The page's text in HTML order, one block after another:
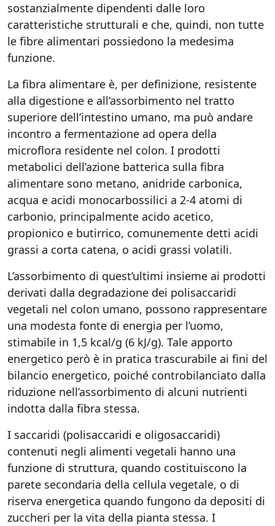
sostanzialmente dipendenti dalle loro
caratteristiche strutturali e che, quindi, non tutte
le fibre alimentari possiedono la medesima
funzione.
La fibra alimentare è, per definizione, resistente
alla digestione e all’assorbimento nel tratto
superiore dell’intestino umano, ma può andare
incontro a fermentazione ad opera della
microflora residente nel colon. I prodotti
metabolici dell’azione batterica sulla fibra
alimentare sono metano, anidride carbonica,
acqua e acidi monocarbossilici a 2-4 atomi di
carbonio, principalmente acido acetico,
propionico e butirrico, comunemente detti acidi
grassi a corta catena, o acidi grassi volatili.
L’assorbimento di quest’ultimi insieme ai prodotti
derivati dalla degradazione dei polisaccaridi
vegetali nel colon umano, possono rappresentare
una modesta fonte di energia per l’uomo,
stimabile in 1,5 kcal/g (6 kJ/g). Tale apporto
energetico però è in pratica trascurabile ai fini del
bilancio energetico, poiché controbilanciato dalla
riduzione nell’assorbimento di alcuni nutrienti
indotta dalla fibra stessa.
I saccaridi (polisaccaridi e oligosaccaridi)
contenuti negli alimenti vegetali hanno una
funzione di struttura, quando costituiscono la
parete secondaria della cellula vegetale, o di
riserva energetica quando fungono da depositi di
zuccheri per la vita della pianta stessa. I